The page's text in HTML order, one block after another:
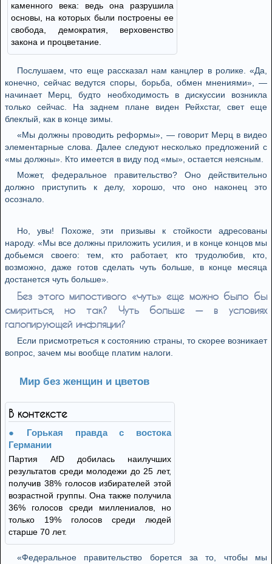
каменного века: ведь она разрушила
основы, на которых были построены ее
свобода, демократия, верховенство
закона и процветание.
Послушаем, что еще рассказал нам канцлер в ролике. «Да,
конечно, сейчас ведутся споры, борьба, обмен мнениями», —
начинает Мерц, будто необходимость в дискуссии возникла
только сейчас. На заднем плане виден Рейхстаг, свет еще
блеклый, как в конце зимы.
«Мы должны проводить реформы», — говорит Мерц в видео
элементарные слова. Далее следуют несколько предложений с
«мы должны». Кто имеется в виду под «мы», остается неясным.
Может, федеральное правительство? Оно действительно
должно приступить к делу, хорошо, что оно наконец это
осознало.
Но, увы! Похоже, эти призывы к стойкости адресованы
народу. «Мы все должны приложить усилия, и в конце концов мы
добьемся своего: тем, кто работает, кто трудолюбив, кто,
возможно, даже готов сделать чуть больше, в конце месяца
достанется чуть больше».
Без этого милостивого «чуть» еще можно было бы
смириться, но так? Чуть больше — в условиях
галопирующей инфляции?
Если присмотреться к состоянию страны, то скорее возникает
вопрос, зачем мы вообще платим налоги.
Мир без женщин и цветов
В контексте
Горькая правда с востока
Германии
Партия AfD добилась наилучших
результатов среди молодежи до 25 лет,
получив 38% голосов избирателей этой
возрастной группы. Она также получила
36% голосов среди миллениалов, но
только 19% голосов среди людей
старше 70 лет.
«Федеральное правительство борется за то, чтобы мы